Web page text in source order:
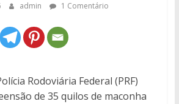
admin 1 Comentário
Rodoviária Federal (PRF)
de 35 quilos de maconha